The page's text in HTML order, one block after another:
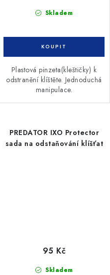
Skladem
Plastová pinzeta(kleštičky) k
odstranění klíštěte. Jednoduchá
manipulace.
PREDATOR IXO Protector
sada na odstaňování klíšťat
Skladem
95 Kč